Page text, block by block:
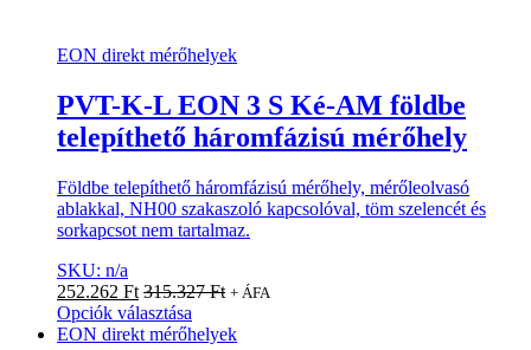
EON direkt mérőhelyek
PVT-K-L EON 3 S Ké-AM földbe
telepíthető háromfázisú mérőhely
Földbe telepíthető háromfázisú mérőhely, mérőleolvasó
ablakkal, NH00 szakaszoló kapcsolóval, töm szelencét és
sorkapcsot nem tartalmaz.
SKU: n/a
252.262 Ft 315.327Ft + ÁFA
Opciók választása
EON direkt mérőhelyek